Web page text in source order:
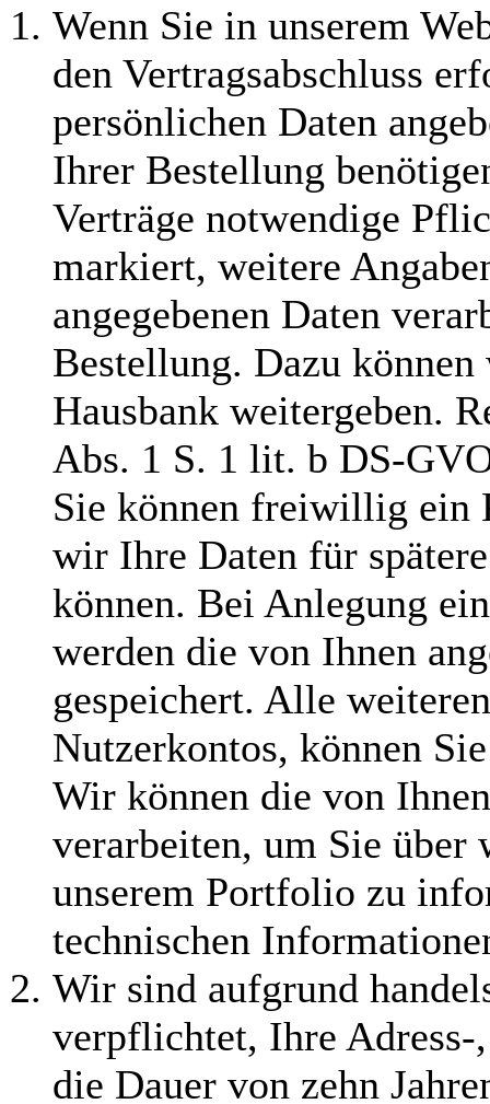
Wenn Sie in unserem
den Vertragsabschluss
persönlichen Daten
Ihrer Bestellung
Verträge notwendige
markiert, weitere
angegebenen Daten
Bestellung. Dazu
Hausbank weitergeben.
Abs. 1 S. 1 lit. b DS-
Sie können freiwillig ein
wir Ihre Daten für
können. Bei Anlegung
werden die von Ihnen
gespeichert. Alle
Nutzerkontos, können
Wir können die von
verarbeiten, um Sie über
unserem Portfolio zu
technischen
Wir sind aufgrund
verpflichtet, Ihre
die Dauer von zehn